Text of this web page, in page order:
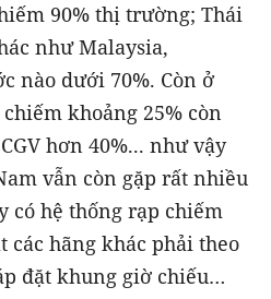
90% thị trường; Thái
như Malaysia,
nào dưới 70%. Còn ở
khoảng 25% còn
hơn 40%... như vậy
vẫn còn gặp rất nhiều
có hệ thống rạp chiếm
các hãng khác phải theo
đặt khung giờ chiếu…